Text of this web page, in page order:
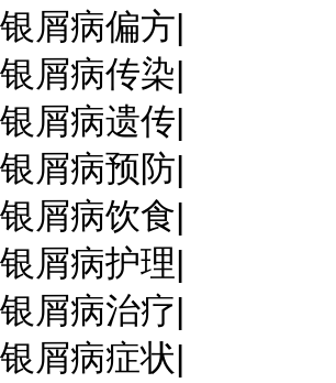
银屑病偏方|
银屑病传染|
银屑病遗传|
银屑病预防|
银屑病饮食|
银屑病护理|
银屑病治疗|
银屑病症状|